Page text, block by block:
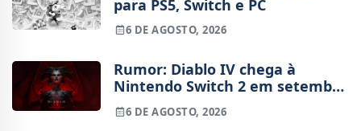
para PS5, Switch e PC
6 DE AGOSTO, 2026
Rumor: Diablo IV chega à
Nintendo Switch 2 em setembro
e vai custar o preço de um jogo
novo
6 DE AGOSTO, 2026